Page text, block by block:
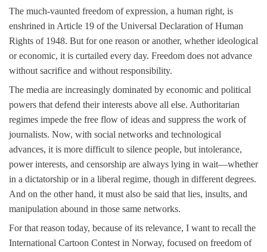
The much-vaunted freedom of expression, a human right, is
enshrined in Article 19 of the Universal Declaration of Human
Rights of 1948. But for one reason or another, whether ideological
or economic, it is curtailed every day. Freedom does not advance
without sacrifice and without responsibility.
The media are increasingly dominated by economic and political
powers that defend their interests above all else. Authoritarian
regimes impede the free flow of ideas and suppress the work of
journalists. Now, with social networks and technological
advances, it is more difficult to silence people, but intolerance,
power interests, and censorship are always lying in wait—whether
in a dictatorship or in a liberal regime, though in different degrees.
And on the other hand, it must also be said that lies, insults, and
manipulation abound in those same networks.
For that reason today, because of its relevance, I want to recall the
International Cartoon Contest in Norway, focused on freedom of